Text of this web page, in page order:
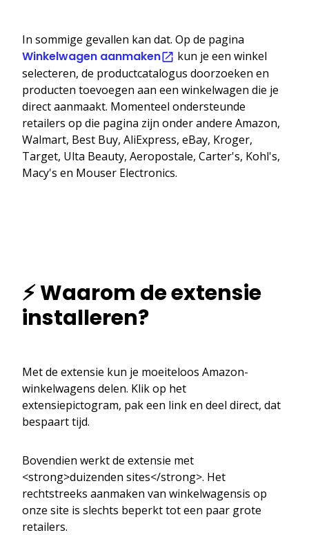
In sommige gevallen kan dat. Op de pagina
Winkelwagen aanmaken
kun je een winkel
selecteren, de productcatalogus doorzoeken en
producten toevoegen aan een winkelwagen die je
direct aanmaakt. Momenteel ondersteunde
retailers op die pagina zijn onder andere Amazon,
Walmart, Best Buy, AliExpress, eBay, Kroger,
Target, Ulta Beauty, Aeropostale, Carter's, Kohl's,
Macy's en Mouser Electronics.
⚡ Waarom de extensie
installeren?
Met de extensie kun je moeiteloos Amazon-
winkelwagens delen. Klik op het
extensiepictogram, pak een link en deel direct, dat
bespaart tijd.
Bovendien werkt de extensie met
<strong>duizenden sites</strong>. Het
rechtstreeks aanmaken van winkelwagensis op
onze site is slechts beperkt tot een paar grote
retailers.